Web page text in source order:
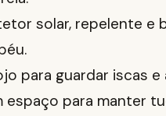
solar, repelente e
para guardar iscas e
espaço para manter